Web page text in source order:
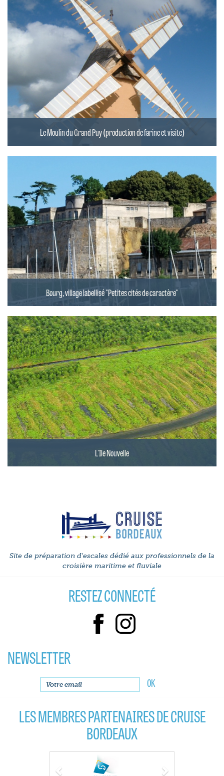
Le Moulin du Grand Puy (production de farine et visite)
Bourg, village labellisé "Petites cités de caractère"
L'Ile Nouvelle
Site de préparation d'escales dédié aux professionnels de la
croisière maritime et fluviale
RESTEZ CONNECTÉ
NEWSLETTER
LES MEMBRES PARTENAIRES DE CRUISE
BORDEAUX
Previous